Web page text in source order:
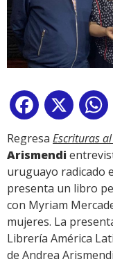
Facebook
X
Regresa Escrituras
Arismendi
uruguayo radicado
presenta un libro
con Myriam
mujeres. La
Librería América
de Andrea